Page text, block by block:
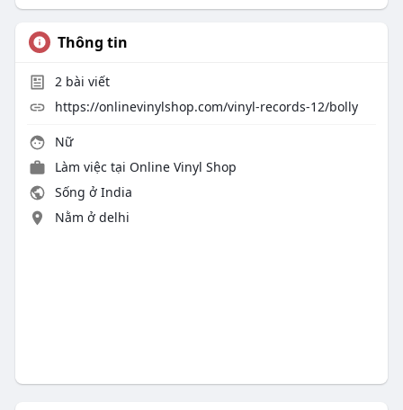
Thông tin
2bài viết
https://onlinevinylshop.com/vinyl-records-12/bolly
Nữ
Làm việc tại Online Vinyl Shop
Sống ở India
Nằm ở delhi